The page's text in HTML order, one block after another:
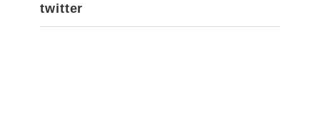
twitter